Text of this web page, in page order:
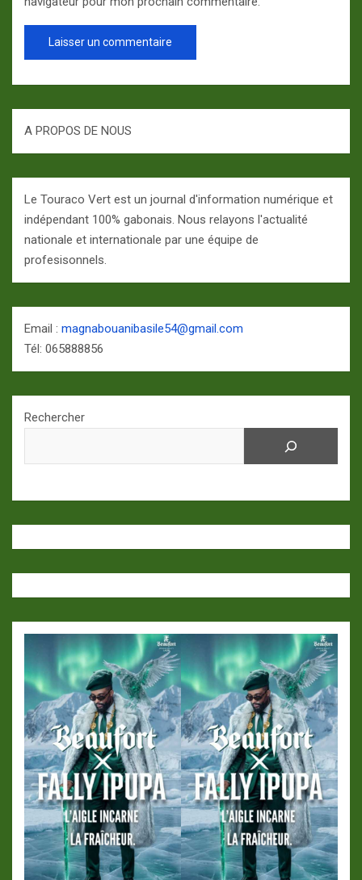
A PROPOS DE NOUS
Le Touraco Vert est un journal d'information numérique et
indépendant 100% gabonais. Nous relayons l'actualité
nationale et internationale par une équipe de
profesisonnels.
Email : magnabouanibasile54@gmail.com
Tél: 065888856
Rechercher